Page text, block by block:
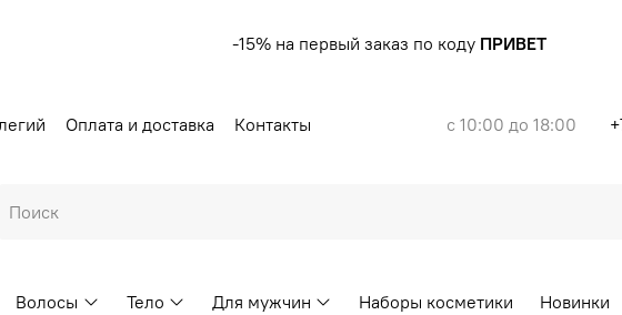
-15% на первый заказ по коду ПРИВЕТ
Оплата и доставка Контакты с 10:00 до 18:00
Волосы Тело Для мужчин Наборы косметики Новинки